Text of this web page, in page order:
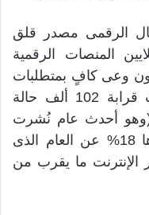
الرقمى مصدر قلق
المنصات الرقمية
دون وعى كافٍ بمتطلبات
السلامة عبر الإنترنت، إذ سُجّلت قرابة 102 ألف حالة
إلكترونية فى عام 2024 (وهو أحدث عام نُشرت
فيه بيانات فيدرالية)، بزيادة قدرها 18% عن العام الذى
الإنترنت ما يقرب من